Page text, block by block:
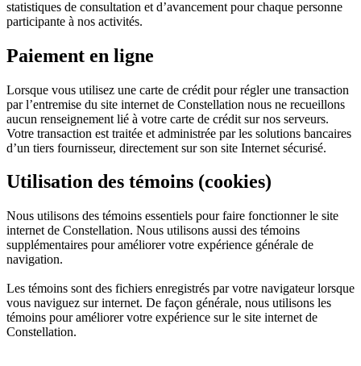
statistiques de consultation et d’avancement pour chaque personne
participante à nos activités.
Paiement en ligne
Lorsque vous utilisez une carte de crédit pour régler une transaction
par l’entremise du site internet de Constellation nous ne recueillons
aucun renseignement lié à votre carte de crédit sur nos serveurs.
Votre transaction est traitée et administrée par les solutions bancaires
d’un tiers fournisseur, directement sur son site Internet sécurisé.
Utilisation des témoins (cookies)
Nous utilisons des témoins essentiels pour faire fonctionner le site
internet de Constellation. Nous utilisons aussi des témoins
supplémentaires pour améliorer votre expérience générale de
navigation.
Les témoins sont des fichiers enregistrés par votre navigateur lorsque
vous naviguez sur internet. De façon générale, nous utilisons les
témoins pour améliorer votre expérience sur le site internet de
Constellation.